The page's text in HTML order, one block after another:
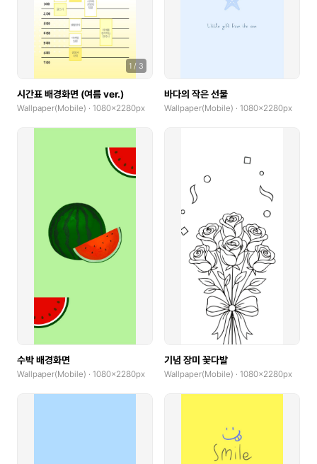
1 / 3
시간표 배경화면 (여름 ver.)
Wallpaper(Mobile) · 1080x2280px
바다의 작은 선물
Wallpaper(Mobile) · 1080x2280px
수박 배경화면
Wallpaper(Mobile) · 1080x2280px
기념 장미 꽃다발
Wallpaper(Mobile) · 1080x2280px
coupons horizontal
coupons vertical
Custom Sticker(Midium)
Custom Sticker(Large)